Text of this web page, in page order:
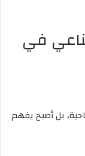
في
بل أصبح يفهم